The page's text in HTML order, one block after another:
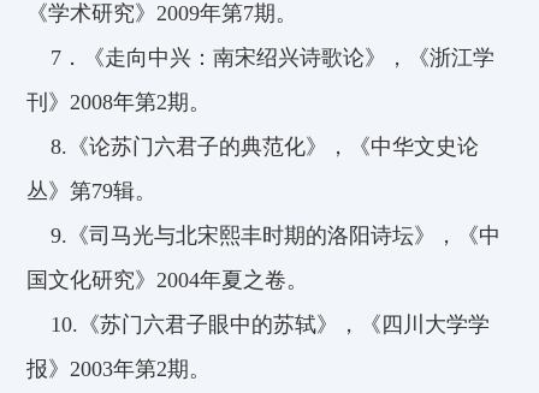
《学术研究》2009年第7期。
7 ．《走向中兴：南宋绍兴诗歌论》，《浙江学
刊》2008年第2期。
8. 《论苏门六君子的典范化》，《中华文史论
丛》第79辑。
9. 《司马光与北宋熙丰时期的洛阳诗坛》，《中
国文化研究》2004年夏之卷。
10. 《苏门六君子眼中的苏轼》，《四川大学学
报》2003年第2期。